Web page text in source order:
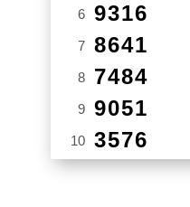
6 9316
7 8641
8 7484
9 9051
10 3576